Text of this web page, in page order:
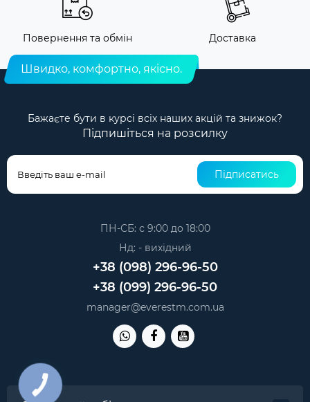
Повернення та обмін Доставка
Швидко, комфортно, якісно.
Бажаєте бути в курсі всіх наших акцій та знижок?
Підпишіться на розсилку
Підписатись
ПН-СБ: с 9:00 до 18:00
Нд: - вихідний
+38 (098) 296-96-50
+38 (099) 296-96-50
manager@everestm.com.ua
КНОПКА
ЗВ'ЯЗКУ